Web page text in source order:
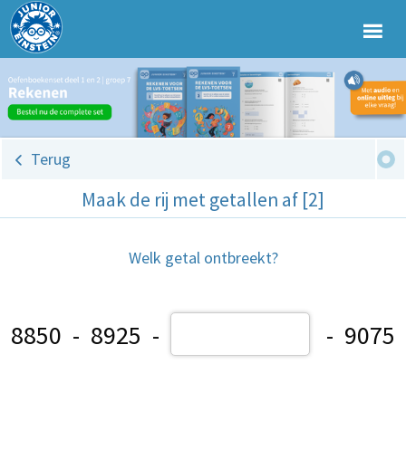
Terug
Maak de rij met getallen af [2]
Welk getal ontbreekt?
8850 - 8925 - - 9075